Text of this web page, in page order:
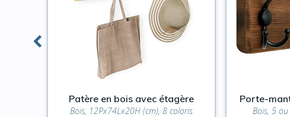
Patère en bois avec étagère
Bois, 12Px74Lx20H (cm), 8 coloris
Porte-
Bois, 5